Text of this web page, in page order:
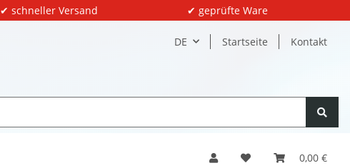
✔ schneller Versand ✔ geprüfte Ware
DE Startseite Kontakt
0,00 €